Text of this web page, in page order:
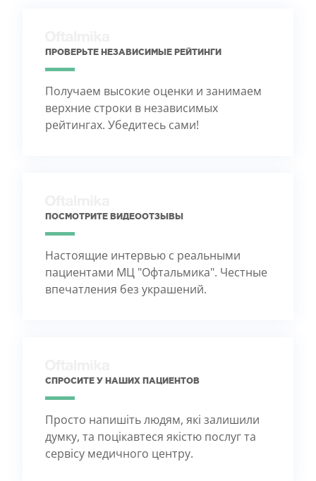
ПРОВЕРЬТЕ НЕЗАВИСИМЫЕ РЕЙТИНГИ
Получаем высокие оценки и занимаем
верхние строки в независимых
рейтингах. Убедитесь сами!
ПОСМОТРИТЕ ВИДЕООТЗЫВЫ
Настоящие интервью с реальными
пациентами МЦ "Офтальмика". Честные
впечатления без украшений.
СПРОСИТЕ У НАШИХ ПАЦИЕНТОВ
Просто напишіть людям, які залишили
думку, та поцікавтеся якістю послуг та
сервісу медичного центру.